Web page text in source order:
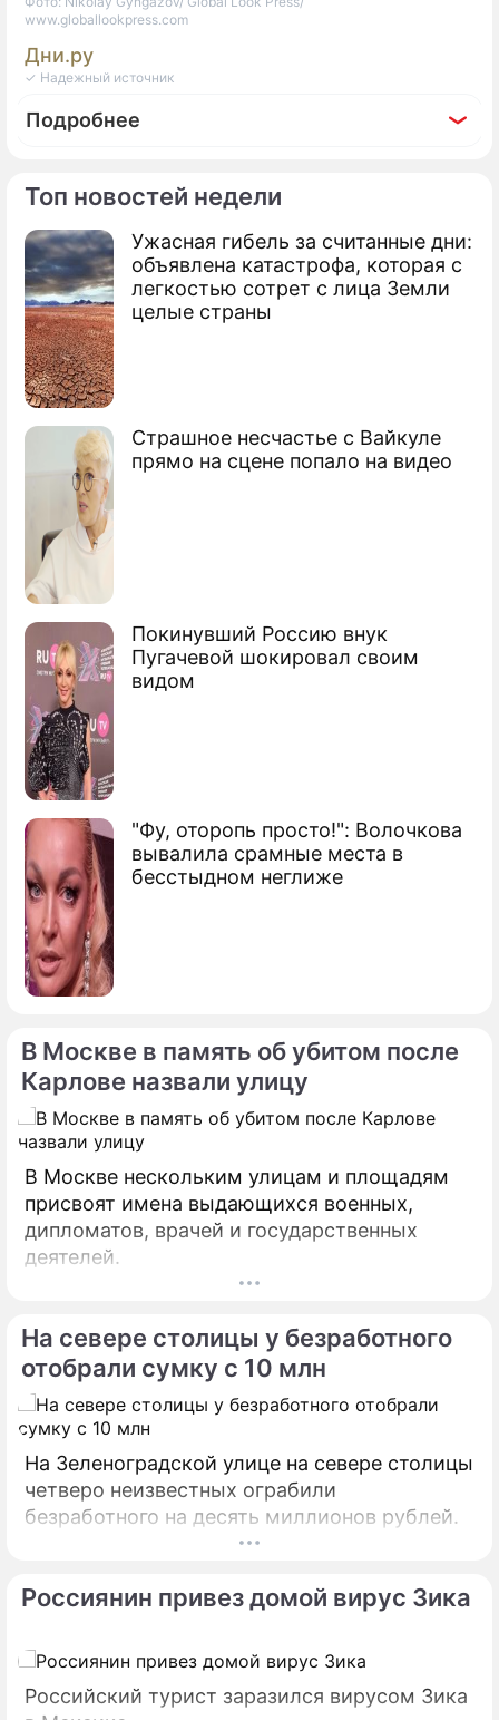
Топ новостей недели
Ужасная гибель за считанные дни:
объявлена катастрофа, которая с
легкостью сотрет с лица Земли
целые страны
Страшное несчастье с Вайкуле
прямо на сцене попало на видео
Покинувший Россию внук
Пугачевой шокировал своим
видом
"Фу, оторопь просто!": Волочкова
вывалила срамные места в
бесстыдном неглиже
www.globallookpress.com
Дни.ру
✓ Надежный источник
Подробнее
По теме
Эксперт спрогнозировал максимальное
укрепление рубля
Россия за неделю потеряла
золотовалютные резервы на 9,7
миллиарда долларов
В Москве в память об убитом после
Карлове назвали улицу
В Москве нескольким улицам и площадям
присвоят имена выдающихся военных,
дипломатов, врачей и государственных
деятелей.
На севере столицы у безработного
отобрали сумку с 10 млн
На Зеленоградской улице на севере столицы
четверо неизвестных ограбили
безработного на десять миллионов рублей.
Россиянин привез домой вирус Зика
Российский турист заразился вирусом Зика